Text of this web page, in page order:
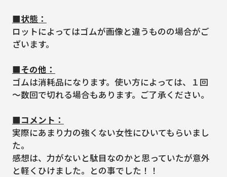
■状態：
ロットによってはゴムが画像と違うものの場合がご
ざいます。
■その他：
ゴムは消耗品になります。使い方によっては、１回
～数回で切れる場合もあります。ご了承ください。
■コメント：
実際にあまり力の強くない女性にひいてもらいまし
た。
感想は、力がないと駄目なのかと思っていたが意外
と軽くひけました。との事でした！！